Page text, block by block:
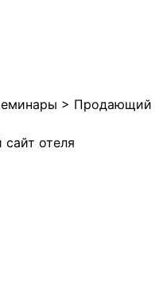
> Продающий
отеля